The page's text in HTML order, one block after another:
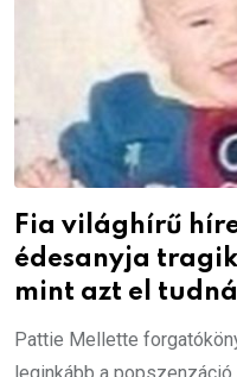
Fia világhírű
édesanyja
mint azt el
Pattie Mellette
leginkább a